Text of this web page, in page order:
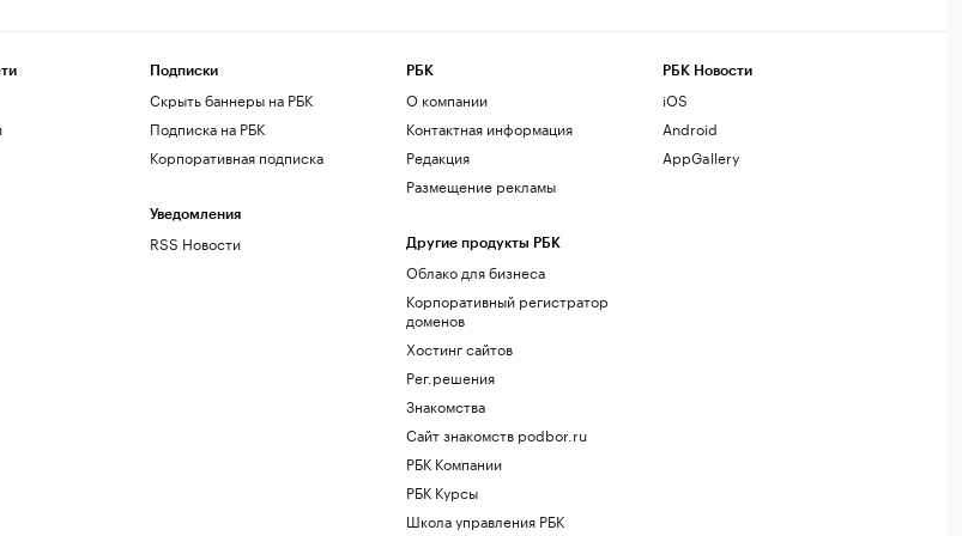
Подписки
Скрыть баннеры на РБК
Подписка на РБК
Корпоративная подписка
Уведомления
RSS Новости
РБК
О компании
Контактная информация
Редакция
Размещение рекламы
Другие продукты РБК
Облако для бизнеса
Корпоративный регистратор
доменов
Хостинг сайтов
Рег.решения
Знакомства
Сайт знакомств podbor.ru
РБК Компании
РБК Курсы
Школа управления РБК
РБК Новости
iOS
Android
AppGallery